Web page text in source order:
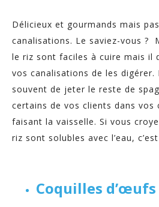
Délicieux et gourmands mais
canalisations. Le saviez-vous ?
le riz sont faciles à cuire mais il
vos canalisations de les
souvent de jeter le reste de
certains de vos clients dans vos
faisant la vaisselle. Si vous
riz sont solubles avec l’eau,
Coquilles d’œufs